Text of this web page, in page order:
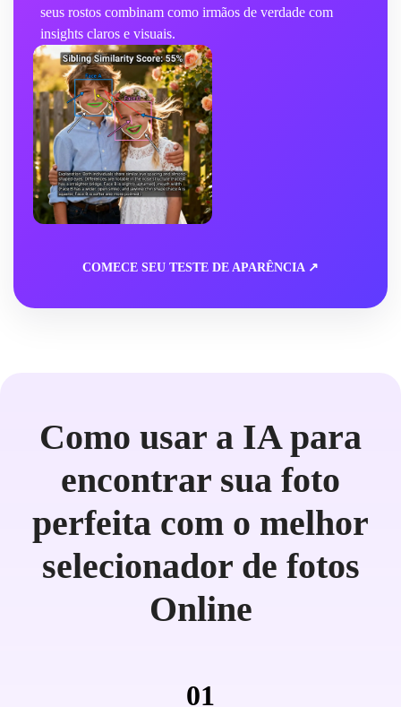
seus rostos combinam como irmãos de verdade com
insights claros e visuais.
COMECE SEU TESTE DE APARÊNCIA ↗
Como usar a IA para
encontrar sua foto
perfeita com o melhor
selecionador de fotos
Online
01